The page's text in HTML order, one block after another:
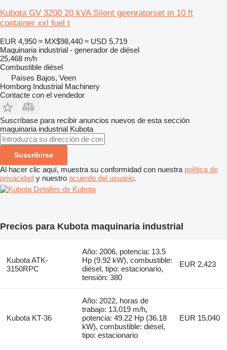
Kubota GV 3200 20 kVA Silent geenratorset in 10 ft
container xxl fuel t
EUR 4,950 ≈ MX$98,440 ≈ USD 5,719
Maquinaria industrial - generador de diésel
25,468 m/h
Combustible diésel
Países Bajos, Veen
Homborg Industrial Machinery
Contacte con el vendedor
Suscríbase para recibir anuncios nuevos de esta sección
maquinaria industrial Kubota
Suscribirse
Al hacer clic aquí, muestra su conformidad con nuestra política de
privacidad y nuestro acuerdo del usuario.
Detalles de Kubota
Precios para Kubota maquinaria industrial
Kubota ATK-
3150RPC
Año: 2006, potencia: 13.5
Hp (9.92 kW), combustible:
diésel, tipo: estacionario,
tensión: 380
EUR 2,423
Kubota KT-36
Año: 2022, horas de
trabajo: 13,019 m/h,
potencia: 49.22 Hp (36.18
kW), combustible: diésel,
tipo: estacionario
EUR 15,040